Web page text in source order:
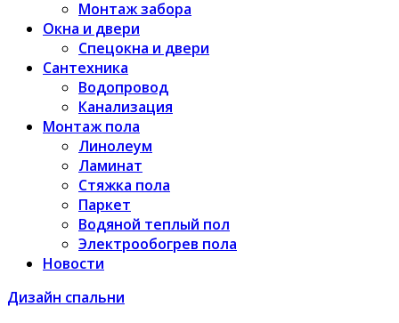
Монтаж забора
Окна и двери
Спецокна и двери
Сантехника
Водопровод
Канализация
Монтаж пола
Линолеум
Ламинат
Стяжка пола
Паркет
Водяной теплый пол
Электрообогрев пола
Новости
Дизайн спальни